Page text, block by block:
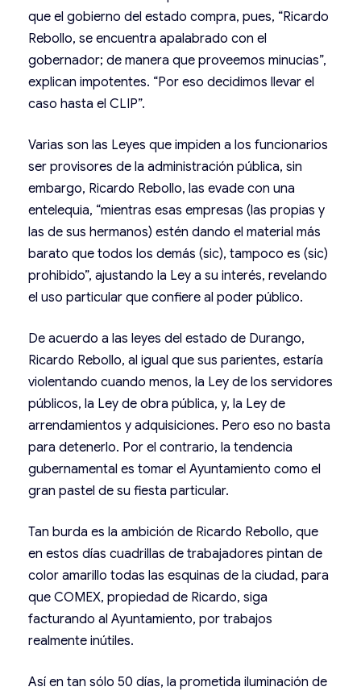
que el gobierno del estado compra, pues, “Ricardo
Rebollo, se encuentra apalabrado con el
gobernador; de manera que proveemos minucias”,
explican impotentes. “Por eso decidimos llevar el
caso hasta el CLIP”.
Varias son las Leyes que impiden a los funcionarios
ser provisores de la administración pública, sin
embargo, Ricardo Rebollo, las evade con una
entelequia, “mientras esas empresas (las propias y
las de sus hermanos) estén dando el material más
barato que todos los demás (sic), tampoco es (sic)
prohibido”, ajustando la Ley a su interés, revelando
el uso particular que confiere al poder público.
De acuerdo a las leyes del estado de Durango,
Ricardo Rebollo, al igual que sus parientes, estaría
violentando cuando menos, la Ley de los servidores
públicos, la Ley de obra pública, y, la Ley de
arrendamientos y adquisiciones. Pero eso no basta
para detenerlo. Por el contrario, la tendencia
gubernamental es tomar el Ayuntamiento como el
gran pastel de su fiesta particular.
Tan burda es la ambición de Ricardo Rebollo, que
en estos días cuadrillas de trabajadores pintan de
color amarillo todas las esquinas de la ciudad, para
que COMEX, propiedad de Ricardo, siga
facturando al Ayuntamiento, por trabajos
realmente inútiles.
Así en tan sólo 50 días, la prometida iluminación de